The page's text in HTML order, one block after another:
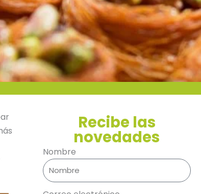
Recibe las
novedades
Nombre